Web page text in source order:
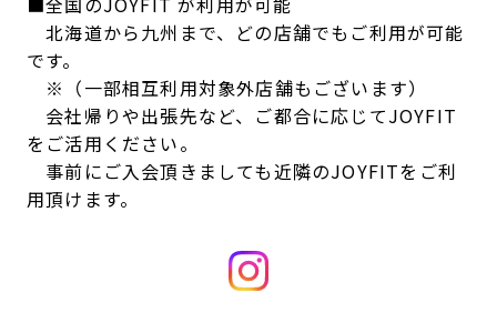
北海道から九州まで、どの店舗でもご利用が可能
です。
※（一部相互利用対象外店舗もございます）
会社帰りや出張先など、ご都合に応じてJOYFIT
をご活用ください。
事前にご入会頂きましても近隣のJOYFITをご利
用頂けます。